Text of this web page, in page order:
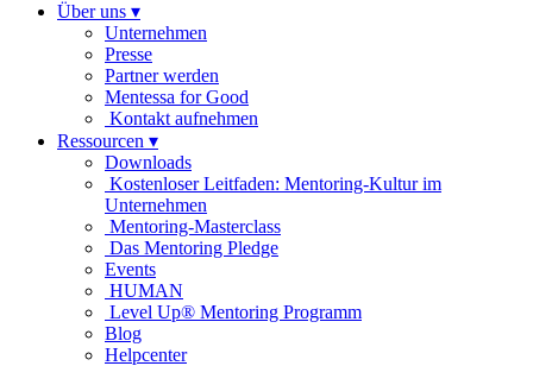
Über uns ▾
Unternehmen
Presse
Partner werden
Mentessa for Good
Kontakt aufnehmen
Ressourcen ▾
Downloads
Kostenloser Leitfaden: Mentoring-Kultur im
Unternehmen
Mentoring-Masterclass
Das Mentoring Pledge
Events
HUMAN
Level Up® Mentoring Programm
Blog
Helpcenter